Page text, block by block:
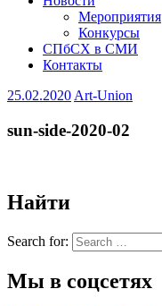
Мероприятия
Конкурсы
СПбСХ в СМИ
Контакты
25.02.2020 Art-Union
sun-side-2020-02
Найти
Search for:
Мы в соцсетях